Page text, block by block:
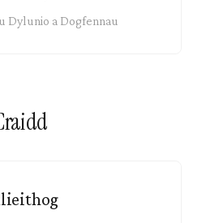
Dylunio a Dogfennau